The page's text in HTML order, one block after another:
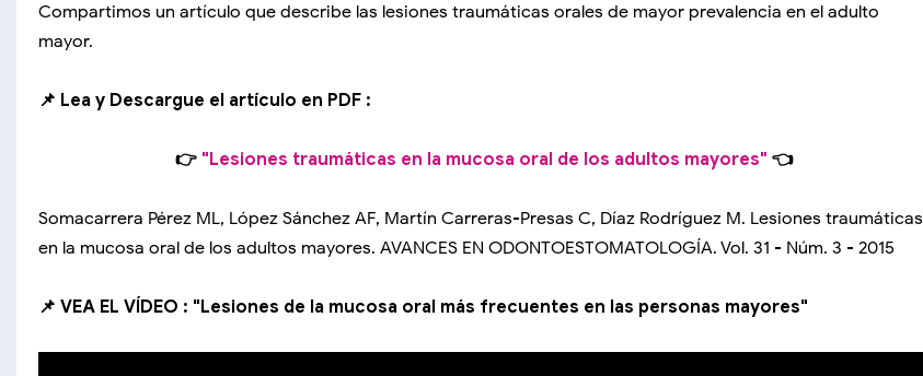
Compartimos un artículo que describe las lesiones traumáticas orales de mayor prevalencia en el adulto
mayor.
📌 Lea y Descargue el artículo en PDF :
👉 "Lesiones traumáticas en la mucosa oral de los adultos mayores"👈
Somacarrera Pérez ML, López Sánchez AF, Martín Carreras-Presas C, Díaz Rodríguez M. Lesiones traumáticas
en la mucosa oral de los adultos mayores. AVANCES EN ODONTOESTOMATOLOGÍA. Vol. 31 - Núm. 3 - 2015
📌 VEA EL VÍDEO : "Lesiones de la mucosa oral más frecuentes en las personas mayores"